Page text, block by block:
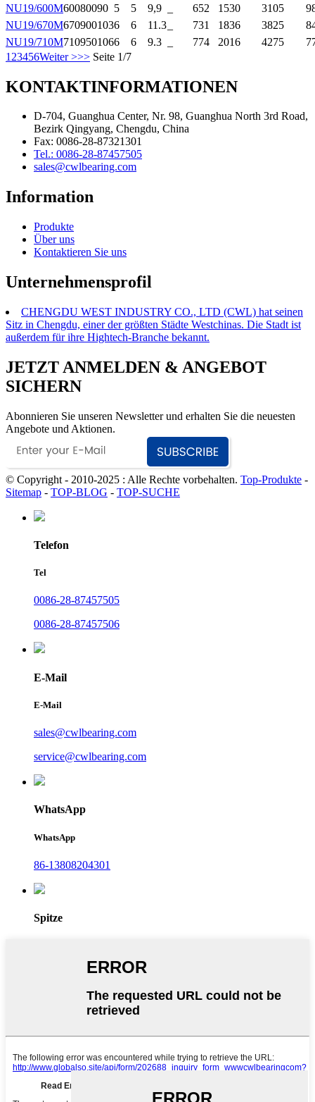
NU19/600M60080090 5 5 9,9 652 1530 3105
NU19/670M6709001036 6 11.3 731 1836 3825
NU19/710M7109501066 6 9.3 774 2016 4275
1 23456Weiter >>> Seite 1/7
KONTAKTINFORMATIONEN
D-704, Guanghua Center, Nr. 98, Guanghua North 3rd Road,
Bezirk Qingyang, Chengdu, China
Fax: 0086-28-87321301
Tel.: 0086-28-87457505
sales@cwlbearing.com
Information
Produkte
Über uns
Kontaktieren Sie uns
Unternehmensprofil
CHENGDU WEST INDUSTRY CO., LTD (CWL) hat seinen
Sitz in Chengdu, einer der größten Städte Westchinas. Die Stadt ist
außerdem für ihre Hightech-Branche bekannt.
JETZT ANMELDEN & ANGEBOT
SICHERN
Abonnieren Sie unseren Newsletter und erhalten Sie die neuesten
Angebote und Aktionen.
© Copyright - 2010-2025 : Alle Rechte vorbehalten. Top-Produkte -
Sitemap - TOP-BLOG - TOP-SUCHE
Telefon
Tel
0086-28-87457505
0086-28-87457506
E-Mail
E-Mail
sales@cwlbearing.com
service@cwlbearing.com
WhatsApp
WhatsApp
86-13808204301
Spitze